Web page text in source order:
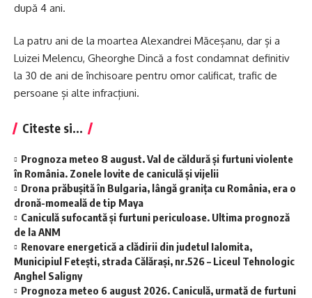
după 4 ani.
La patru ani de la moartea Alexandrei Măceșanu, dar și a
Luizei Melencu, Gheorghe Dincă a fost condamnat definitiv
la 30 de ani de închisoare pentru omor calificat, trafic de
persoane și alte infracțiuni.
Citeste si...
Prognoza meteo 8 august. Val de căldură și furtuni violente
în România. Zonele lovite de caniculă și vijelii
Drona prăbușită în Bulgaria, lângă granița cu România, era o
dronă-momeală de tip Maya
Caniculă sufocantă și furtuni periculoase. Ultima prognoză
de la ANM
Renovare energetică a clădirii din judetul Ialomita,
Municipiul Fetești, strada Călărași, nr.526 – Liceul Tehnologic
Anghel Saligny
Prognoza meteo 6 august 2026. Caniculă, urmată de furtuni